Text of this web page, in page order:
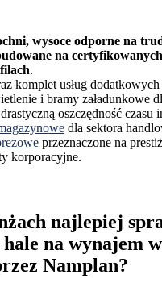
wysoce odporne na
na
.
komplet usług dodatkowych
i bramy załadunkowe
oszczędność czasu
dla sektora
przeznaczone na
korporacyjne.
najlepiej
hale na wynajem
Namplan?